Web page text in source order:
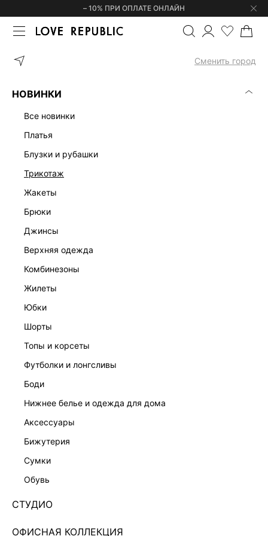
– 10% ПРИ ОПЛАТЕ ОНЛАЙН
Сменить город
НОВИНКИ
все новинки
платья
блузки и рубашки
трикотаж
жакеты
брюки
джинсы
верхняя одежда
комбинезоны
жилеты
юбки
шорты
топы и корсеты
футболки и лонгсливы
боди
нижнее белье и одежда для дома
аксессуары
бижутерия
сумки
обувь
СТУДИО
ОФИСНАЯ КОЛЛЕКЦИЯ
ГЛАВНАЯ БОДИ ИЗ ХЛОПКА
ЭКСКЛЮЗИВНО ОНЛАЙН
БОДИ ИЗ ХЛОПКА И МОДАЛА 6254106347-22
3 999 ₽